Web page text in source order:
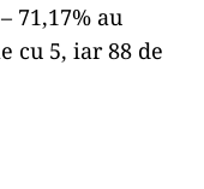
71,17% au
cu 5, iar 88 de